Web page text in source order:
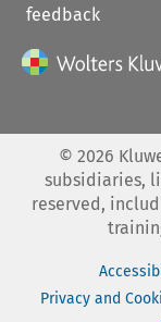
feedback
© 2026
subsidiaries,
reserved,
Privacy and